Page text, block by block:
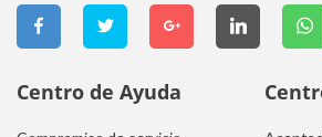
Centro de Ayuda